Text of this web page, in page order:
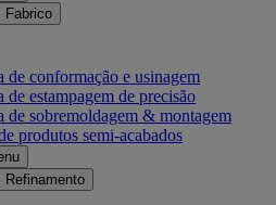
Fabrico
de conformação e usinagem
de estampagem de precisão
de sobremoldagem & montagem
produtos semi-acabados
Refinamento